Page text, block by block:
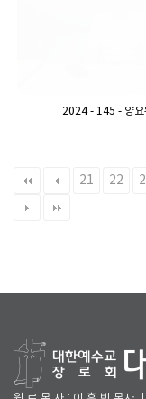
2024 - 145 - 양요
21 22